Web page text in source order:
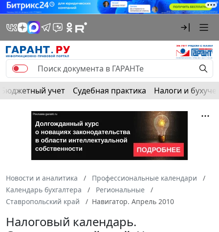
Бюджетный учет Судебная практика Налоги и
Новости и аналитика
Профессиональные календари
Календарь бухгалтера
Региональные
Ставропольский край
Навигатор. Апрель 2010
Налоговый календарь.